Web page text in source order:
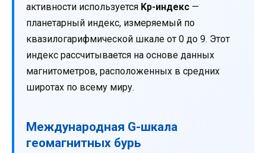
активности используется Kp-индекс —
планетарный индекс, измеряемый по
квазилогарифмической шкале от 0 до 9. Этот
индекс рассчитывается на основе данных
магнитометров, расположенных в средних
широтах по всему миру.
Международная G-шкала
геомагнитных бурь